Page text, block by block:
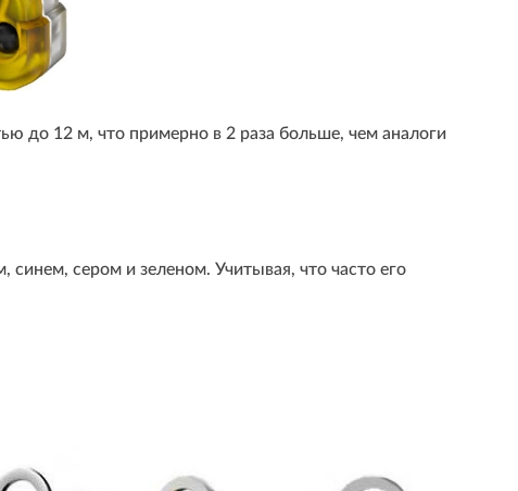
до 12 м, что примерно в 2 раза больше, чем аналоги
сером и зеленом. Учитывая, что часто его